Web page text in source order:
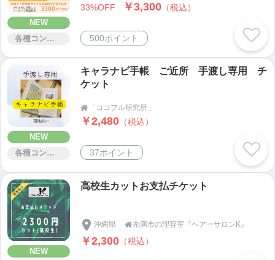
NEW
各種コンサルティング
33%OFF ￥3,300 （税込）
500ポイント
NEW
各種コンサルティング
キャラナビ手帳 ご近所 手渡し専用 チ
ケット
 「ココフル研究所」
￥2,480 （税込）
37ポイント
NEW
高校生カットお支払チケット
沖縄県 糸満市の理容室『ヘアーサロンK』
￥2,300 （税込）